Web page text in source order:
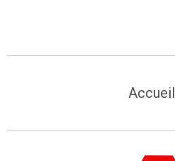
Accueil